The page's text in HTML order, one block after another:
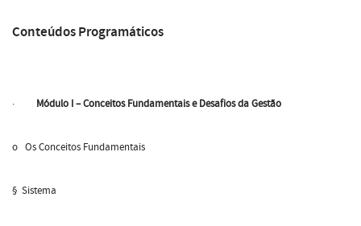
Conteúdos Programáticos
· Módulo I – Conceitos Fundamentais e Desafios da Gestão
o Os Conceitos Fundamentais
§ Sistema